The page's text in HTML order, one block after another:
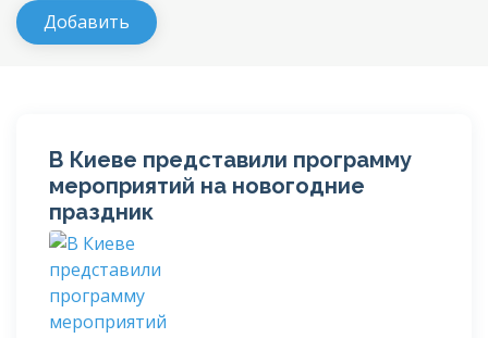
В Киеве представили программу
мероприятий на новогодние
праздник